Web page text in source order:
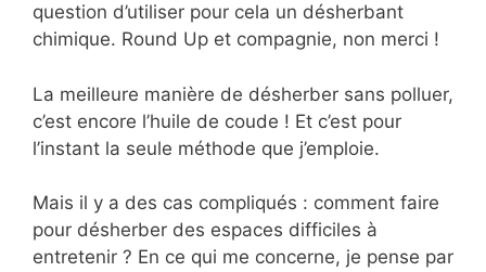
question d’utiliser pour cela un désherbant
chimique. Round Up et compagnie, non merci !
La meilleure manière de désherber sans polluer,
c’est encore l’huile de coude ! Et c’est pour
l’instant la seule méthode que j’emploie.
Mais il y a des cas compliqués : comment faire
pour désherber des espaces difficiles à
entretenir ? En ce qui me concerne, je pense par